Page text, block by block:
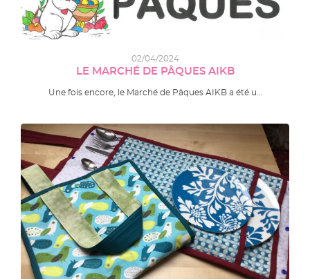
02/04/2024
LE MARCHÉ DE PÂQUES AIKB
Une fois encore, le Marché de Pâques AIKB a été u…